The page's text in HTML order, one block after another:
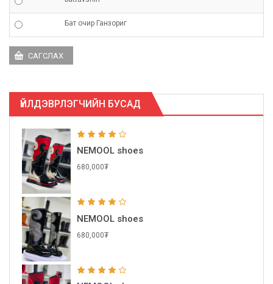
Бат очир Ганзориг
ҮЙЛДЭВРЛЭГЧИЙН БУСАД
NEMOOL shoes
680,000₮
NEMOOL shoes
680,000₮